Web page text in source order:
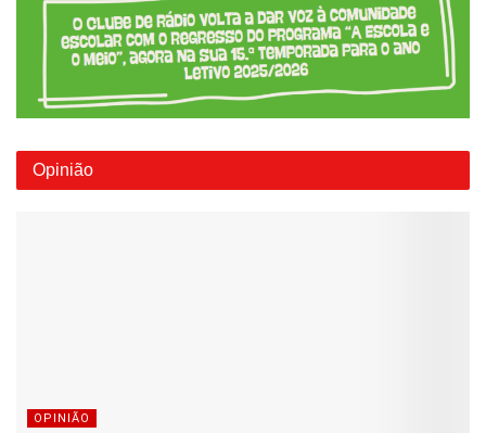
Opinião
OPINIÃO